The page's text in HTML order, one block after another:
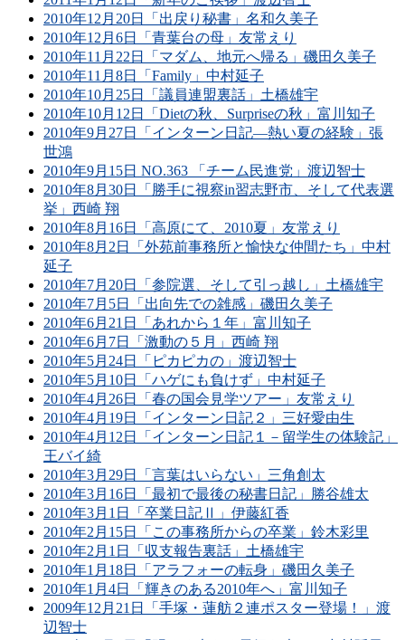
2010年12月20日「出戻り秘書」名和久美子
2010年12月6日「青葉台の母」友常えり
2010年11月22日「マダム、地元へ帰る」磯田久美子
2010年11月8日「Family」中村延子
2010年10月25日「議員連盟裏話」土橋雄宇
2010年10月12日「Dietの秋、Surpriseの秋」富川知子
2010年9月27日「インターン日記―熱い夏の経験」張
世鴻
2010年9月15日 NO.363 「チーム民進党」渡辺智士
2010年8月30日「勝手に視察in習志野市、そして代表選
挙」西崎 翔
2010年8月16日「高原にて、2010夏」友常えり
2010年8月2日「外苑前事務所と愉快な仲間たち」中村
延子
2010年7月20日「参院選、そして引っ越し」土橋雄宇
2010年7月5日「出向先での雑感」磯田久美子
2010年6月21日「あれから１年」富川知子
2010年6月7日「激動の５月」西崎 翔
2010年5月24日「ピカピカの」渡辺智士
2010年5月10日「ハゲにも負けず」中村延子
2010年4月26日「春の国会見学ツアー」友常えり
2010年4月19日「インターン日記２」三好愛由生
2010年4月12日「インターン日記１－留学生の体験記」
王バイ綺
2010年3月29日「言葉はいらない」三角創太
2010年3月16日「最初で最後の秘書日記」勝谷雄太
2010年3月1日「卒業日記Ⅱ」伊藤紅香
2010年2月15日「この事務所からの卒業」鈴木彩里
2010年2月1日「収支報告裏話」土橋雄宇
2010年1月18日「アラフォーの転身」磯田久美子
2010年1月4日「輝きのある2010年へ」富川知子
2009年12月21日「手塚・蓮舫２連ポスター登場！」渡
辺智士